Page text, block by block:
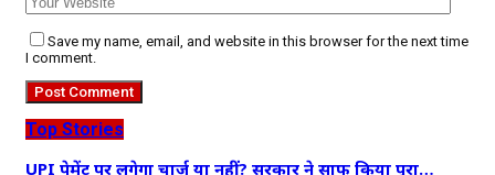
Save my name, email, and website in this browser for the next time
I comment.
Top Stories
UPI पेमेंट पर लगेगा चार्ज या नहीं? सरकार ने साफ किया पूरा…